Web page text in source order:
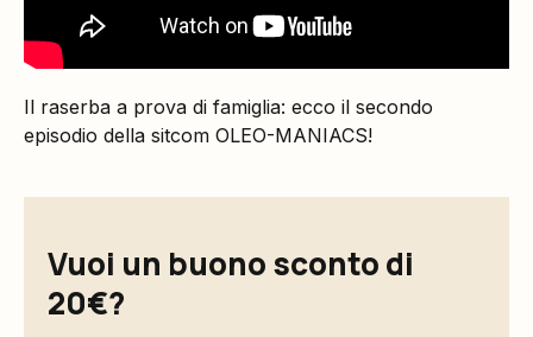
Il raserba a prova di famiglia: ecco il secondo
episodio della sitcom OLEO-MANIACS!
Vuoi un buono sconto di
20€?